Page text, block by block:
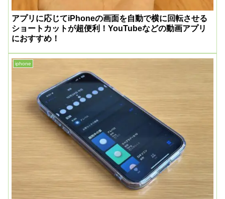
アプリに応じてiPhoneの画面を自動で横に回転させる
ショートカットが超便利！YouTubeなどの動画アプリ
におすすめ！
iphone